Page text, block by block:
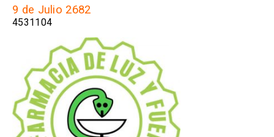
9 de Julio 2682
4531104